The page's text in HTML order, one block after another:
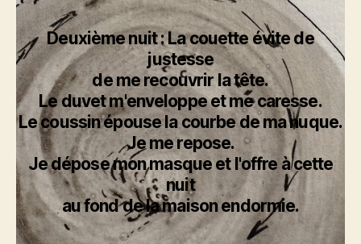
Deuxième nuit : La couette évite de
justesse
de me recouvrir la tête.
Le duvet m'enveloppe et me caresse.
Le coussin épouse la courbe de ma nuque.
Je me repose.
Je dépose mon masqueet l'offre à cette
nuit
au fond de la maison endormie.